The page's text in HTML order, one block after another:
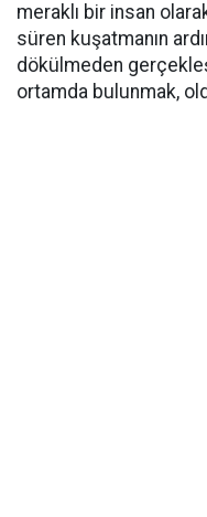
meraklı bir insan
süren kuşatmanın
dökülmeden
ortamda bulunmak,